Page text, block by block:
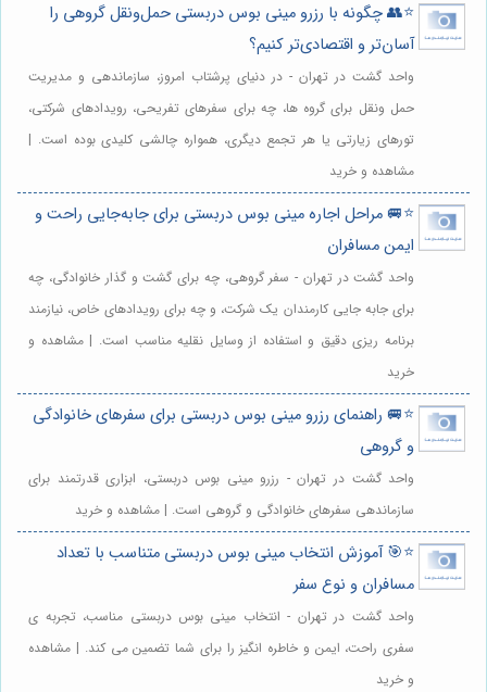
⭐️👥 چگونه با رزرو مینی بوس دربستی حمل‌ونقل گروهی را
آسان‌تر و اقتصادی‌تر کنیم؟
واحد گشت در تهران - در دنیای پرشتاب امروز، سازماندهی و مدیریت
حمل ونقل برای گروه ها، چه برای سفرهای تفریحی، رویدادهای شرکتی،
تورهای زیارتی یا هر تجمع دیگری، همواره چالشی کلیدی بوده است. |
مشاهده و خرید
⭐️🚐 مراحل اجاره مینی بوس دربستی برای جابه‌جایی راحت و
ایمن مسافران
واحد گشت در تهران - سفر گروهی، چه برای گشت و گذار خانوادگی، چه
برای جابه جایی کارمندان یک شرکت، و چه برای رویدادهای خاص، نیازمند
برنامه ریزی دقیق و استفاده از وسایل نقلیه مناسب است. | مشاهده و
خرید
⭐️🚐 راهنمای رزرو مینی بوس دربستی برای سفرهای خانوادگی
و گروهی
واحد گشت در تهران - رزرو مینی بوس دربستی، ابزاری قدرتمند برای
سازماندهی سفرهای خانوادگی و گروهی است. | مشاهده و خرید
⭐️🎯 آموزش انتخاب مینی بوس دربستی متناسب با تعداد
مسافران و نوع سفر
واحد گشت در تهران - انتخاب مینی بوس دربستی مناسب، تجربه ی
سفری راحت، ایمن و خاطره انگیز را برای شما تضمین می کند. | مشاهده
و خرید